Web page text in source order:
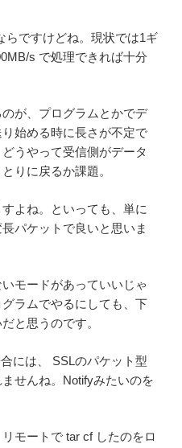
らですけどね。現状では1ギ
s で処理できれば十分
が、プログラムとかでデ
始める時に長さが不定で
うやって受信側がデータ
りに戻るか課題。
よね。といっても、単に
パケットで良いと思いま
モードがあっていいじゃ
ラムでやるにしても、下
と思うのです。
には、 SSLのパケット型
せんね。Notifyみたいのを
モートで tar cf したのをロ